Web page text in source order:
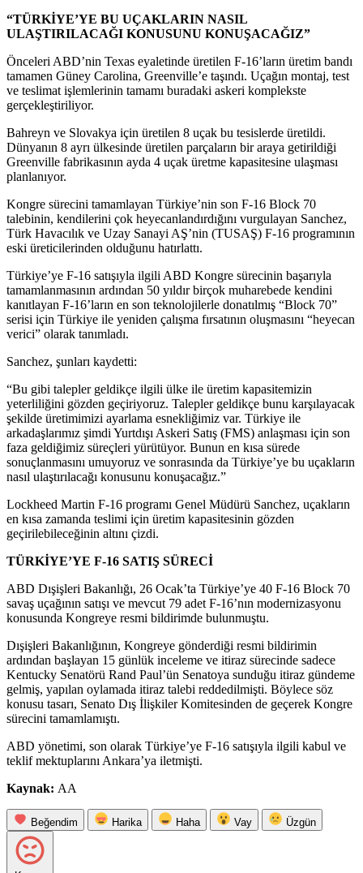
“TÜRKİYE’YE BU UÇAKLARIN NASIL
ULAŞTIRILACAĞI KONUSUNU KONUŞACAĞIZ”
Önceleri ABD’nin Texas eyaletinde üretilen F-16’ların üretim bandı
tamamen Güney Carolina, Greenville’e taşındı. Uçağın montaj, test
ve teslimat işlemlerinin tamamı buradaki askeri komplekste
gerçekleştiriliyor.
Bahreyn ve Slovakya için üretilen 8 uçak bu tesislerde üretildi.
Dünyanın 8 ayrı ülkesinde üretilen parçaların bir araya getirildiği
Greenville fabrikasının ayda 4 uçak üretme kapasitesine ulaşması
planlanıyor.
Kongre sürecini tamamlayan Türkiye’nin son F-16 Block 70
talebinin, kendilerini çok heyecanlandırdığını vurgulayan Sanchez,
Türk Havacılık ve Uzay Sanayi AŞ’nin (TUSAŞ) F-16 programının
eski üreticilerinden olduğunu hatırlattı.
Türkiye’ye F-16 satışıyla ilgili ABD Kongre sürecinin başarıyla
tamamlanmasının ardından 50 yıldır birçok muharebede kendini
kanıtlayan F-16’ların en son teknolojilerle donatılmış “Block 70”
serisi için Türkiye ile yeniden çalışma fırsatının oluşmasını “heyecan
verici” olarak tanımladı.
Sanchez, şunları kaydetti:
“Bu gibi talepler geldikçe ilgili ülke ile üretim kapasitemizin
yeterliliğini gözden geçiriyoruz. Talepler geldikçe bunu karşılayacak
şekilde üretimimizi ayarlama esnekliğimiz var. Türkiye ile
arkadaşlarımız şimdi Yurtdışı Askeri Satış (FMS) anlaşması için son
faza geldiğimiz süreçleri yürütüyor. Bunun en kısa sürede
sonuçlanmasını umuyoruz ve sonrasında da Türkiye’ye bu uçakların
nasıl ulaştırılacağı konusunu konuşacağız.”
Lockheed Martin F-16 programı Genel Müdürü Sanchez, uçakların
en kısa zamanda teslimi için üretim kapasitesinin gözden
geçirilebileceğinin altını çizdi.
TÜRKİYE’YE F-16 SATIŞ SÜRECİ
ABD Dışişleri Bakanlığı, 26 Ocak’ta Türkiye’ye 40 F-16 Block 70
savaş uçağının satışı ve mevcut 79 adet F-16’nın modernizasyonu
konusunda Kongreye resmi bildirimde bulunmuştu.
Dışişleri Bakanlığının, Kongreye gönderdiği resmi bildirimin
ardından başlayan 15 günlük inceleme ve itiraz sürecinde sadece
Kentucky Senatörü Rand Paul’ün Senatoya sunduğu itiraz gündeme
gelmiş, yapılan oylamada itiraz talebi reddedilmişti. Böylece söz
konusu tasarı, Senato Dış İlişkiler Komitesinden de geçerek Kongre
sürecini tamamlamıştı.
ABD yönetimi, son olarak Türkiye’ye F-16 satışıyla ilgili kabul ve
teklif mektuplarını Ankara’ya iletmişti.
Kaynak: AA
Beğendim Harika Haha Vay Üzgün